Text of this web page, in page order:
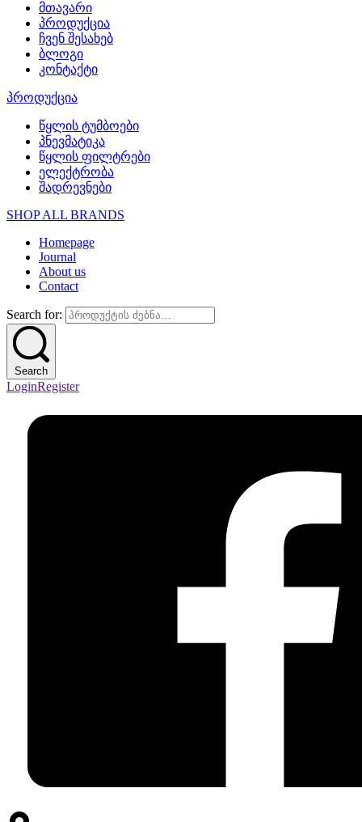
მთავარი
პროდუქცია
ჩვენ შესახებ
ბლოგი
კონტაქტი
პროდუქცია
წყლის ტუმბოები
პნევმატიკა
წყლის ფილტრები
ელექტრობა
შადრევნები
SHOP ALL BRANDS​
Homepage
Journal
About us
Contact
Search for:
Search
LoginRegister